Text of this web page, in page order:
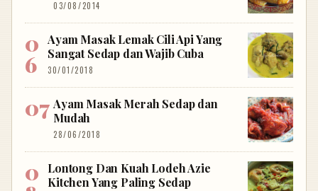
03/08/2014
Ayam Masak Lemak Cili Api Yang
Sangat Sedap dan Wajib Cuba
30/01/2018
Ayam Masak Merah Sedap dan
Mudah
28/06/2018
Lontong Dan Kuah Lodeh Azie
Kitchen Yang Paling Sedap